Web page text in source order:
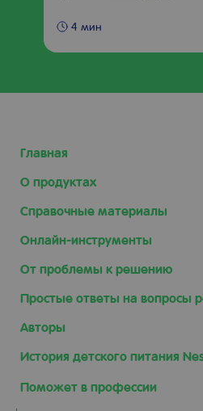
4 мин
Главная
О продуктах
Справочные материалы
Онлайн-инструменты
От проблемы к решению
Простые ответы на вопросы
Авторы
История детского питания
Поможет в профессии